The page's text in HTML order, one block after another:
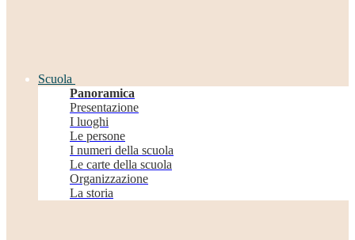
Scuola
Panoramica
Presentazione
I luoghi
Le persone
I numeri della scuola
Le carte della scuola
Organizzazione
La storia